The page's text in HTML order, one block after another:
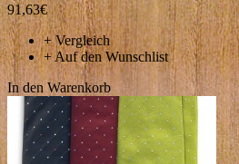
91,63€
+Vergleich
+Auf den Wunschlist
In den Warenkorb